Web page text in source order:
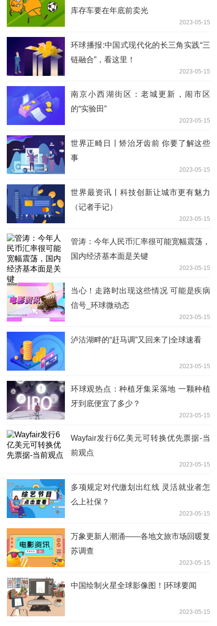
库存车要在年底前卖光
2023-05-15
环球播报:中国式现代化的长三角实践“三
链融合”，看这里！
2023-05-15
南京小西湖街区：老城更新，闹市区
的“实验田”
2023-05-15
世界正畸日丨矫治牙齿前 你要了解这些
事
2023-05-15
世界最资讯丨科技创新让城市更有魅力
（记者手记）
2023-05-15
管涛：今年人民币汇率很可能宽幅震荡，
国内经济基本面是关键
2023-05-15
当心！走路时出现这些情况 可能是疾病
信号_环球微动态
2023-05-15
泸沽湖畔的“赶马调”又回来了|全球速看
2023-05-15
环球观热点：种植牙集采落地 一颗种植
牙到底便宜了多少？
2023-05-15
Wayfair发行6亿美元可转换优先票据-当
前观点
2023-05-15
多项规定对代缴划出红线 灵活就业者怎
么上社保？
2023-05-15
万象更新人潮涌——各地文旅市场回暖复
苏调查
2023-05-15
中国绘制火星全球影像图！|环球要闻
2023-05-15